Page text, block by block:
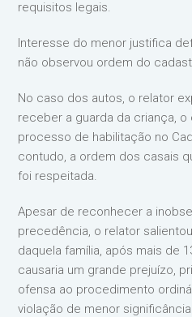
requisitos legais.
Interesse do menor justifica
não observou ordem do
No caso dos autos, o relator
receber a guarda da criança, o
processo de habilitação no
contudo, a ordem dos casais
foi respeitada.
Apesar de reconhecer a
precedência, o relator
daquela família, após mais de
causaria um grande prejuízo,
ofensa ao procedimento
violação de menor